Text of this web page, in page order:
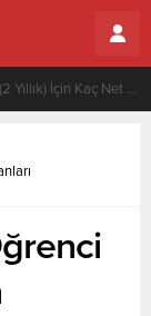
Zeytincilik ve Zeytin İşleme Teknolojisi (2 Yıllık) İçin Kaç Net Gerekir 2022